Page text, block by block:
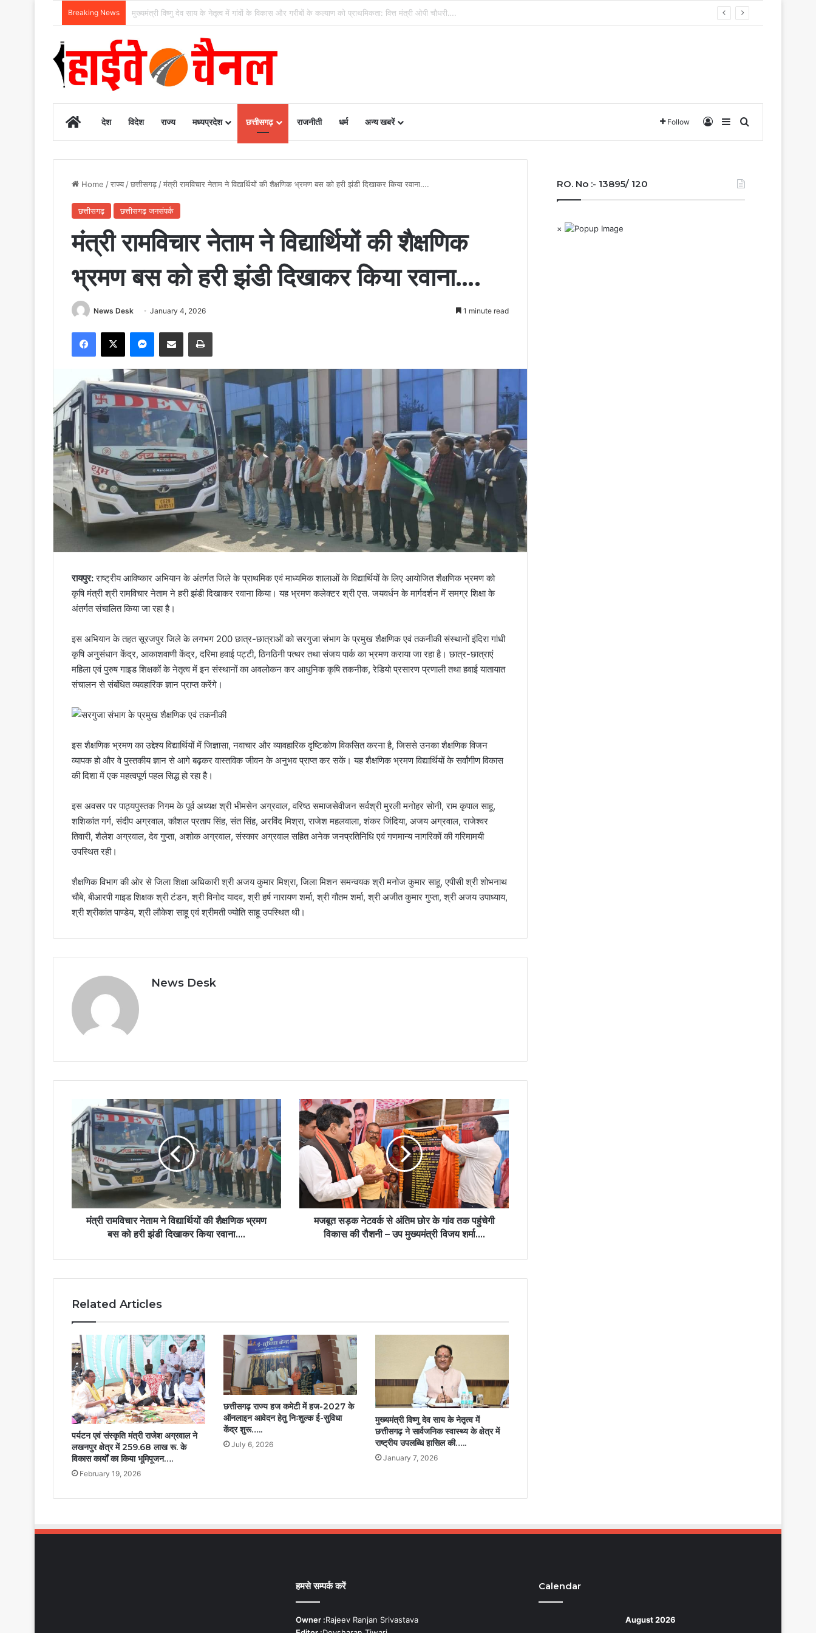
Breaking News पीडीएस प्रणाली में पारदर्शिता के लिए राज्य सरकार की बड़ी पहल- रायपुर, दुर्ग और बिलासपुर में तीन ‘अन्नपूर्ति ग्रेन एटीएम‘ का शुभारंभ…
Homeदेश विदेश राज्य मध्यप्रदेश छत्तीसगढ़ राजनीती धर्म अन्य खबरें Follow Log InSidebar
Home /राज्य /छत्तीसगढ़ /मंत्री रामविचार नेताम ने विद्यार्थियों की शैक्षणिक भ्रमण बस को हरी झंडी दिखाकर किया रवाना….
छत्तीसगढ़ छत्तीसगढ़ जनसंपर्क
मंत्री रामविचार नेताम ने विद्यार्थियों की शैक्षणिक
भ्रमण बस को हरी झंडी दिखाकर किया रवाना….
News Desk January 4, 2026 1 minute read
Facebook
X Messenger
Share via Email Print
रायपुर:राष्ट्रीय आविष्कार अभियान के अंतर्गत जिले के प्राथमिक एवं माध्यमिक शालाओं के विद्यार्थियों के लिए आयोजित शैक्षणिक भ्रमण को
कृषि मंत्री श्री रामविचार नेताम ने हरी झंडी दिखाकर रवाना किया। यह भ्रमण कलेक्टर श्री एस. जयवर्धन के मार्गदर्शन में समग्र शिक्षा के
अंतर्गत संचालित किया जा रहा है।
इस अभियान के तहत सूरजपुर जिले के लगभग 200 छात्र-छात्राओं को सरगुजा संभाग के प्रमुख शैक्षणिक एवं तकनीकी संस्थानों इंदिरा गांधी
कृषि अनुसंधान केंद्र, आकाशवाणी केंद्र, दरिमा हवाई पट्टी, ठिनठिनी पत्थर तथा संजय पार्क का भ्रमण कराया जा रहा है। छात्र-छात्राएं
महिला एवं पुरुष गाइड शिक्षकों के नेतृत्व में इन संस्थानों का अवलोकन कर आधुनिक कृषि तकनीक, रेडियो प्रसारण प्रणाली तथा हवाई यातायात
संचालन से संबंधित व्यवहारिक ज्ञान प्राप्त करेंगे।
इस शैक्षणिक भ्रमण का उद्देश्य विद्यार्थियों में जिज्ञासा, नवाचार और व्यावहारिक दृष्टिकोण विकसित करना है, जिससे उनका शैक्षणिक विजन
व्यापक हो और वे पुस्तकीय ज्ञान से आगे बढ़कर वास्तविक जीवन के अनुभव प्राप्त कर सकें। यह शैक्षणिक भ्रमण विद्यार्थियों के सर्वांगीण विकास
की दिशा में एक महत्वपूर्ण पहल सिद्ध हो रहा है।
इस अवसर पर पाठ्यपुस्तक निगम के पूर्व अध्यक्ष श्री भीमसेन अग्रवाल, वरिष्ठ समाजसेवीजन सर्वश्री मुरली मनोहर सोनी, राम कृपाल साहू,
शशिकांत गर्ग, संदीप अग्रवाल, कौशल प्रताप सिंह, संत सिंह, अरविंद मिश्रा, राजेश महलवाला, शंकर जिंदिया, अजय अग्रवाल, राजेश्वर
तिवारी, शैलेश अग्रवाल, देव गुप्ता, अशोक अग्रवाल, संस्कार अग्रवाल सहित अनेक जनप्रतिनिधि एवं गणमान्य नागरिकों की गरिमामयी
उपस्थित रही।
शैक्षणिक विभाग की ओर से जिला शिक्षा अधिकारी श्री अजय कुमार मिश्रा, जिला मिशन समन्वयक श्री मनोज कुमार साहू, एपीसी श्री शोभनाथ
चौबे, बीआरपी गाइड शिक्षक श्री टंडन, श्री विनोद यादव, श्री हर्ष नारायण शर्मा, श्री गौतम शर्मा, श्री अजीत कुमार गुप्ता, श्री अजय उपाध्याय,
श्री श्रीकांत पाण्डेय, श्री लौकेश साहू एवं श्रीमती ज्योति साहू उपस्थित थी।
News Desk
रामविचार
नेताम
ने
विद्यार्थियों
की
शैक्षणिक
बस
दिखाकर
मंत्री रामविचार नेताम ने विद्यार्थियों की शैक्षणिक भ्रमण
बस को हरी झंडी दिखाकर किया रवाना….
मजबूत
सड़क
नेटवर्क
से
छोर
के
तक
पहुंचेगी
रौशनी
शर्मा….
मजबूत सड़क नेटवर्क से अंतिम छोर के गांव तक पहुंचेगी
विकास की रौशनी – उप मुख्यमंत्री विजय शर्मा….
Related Articles
पर्यटन एवं संस्कृति मंत्री राजेश अग्रवाल ने
लखनपुर क्षेत्र में 259.68 लाख रू. के
विकास कार्यों का किया भूमिपूजन….
February 19, 2026
छत्तीसगढ़ राज्य हज कमेटी में हज-2027 के
ऑनलाइन आवेदन हेतु निःशुल्क ई-सुविधा
केंद्र शुरू…..
July 6, 2026
मुख्यमंत्री विष्णु देव साय के नेतृत्व में
छत्तीसगढ़ ने सार्वजनिक स्वास्थ्य के क्षेत्र में
राष्ट्रीय उपलब्धि हासिल की…..
January 7, 2026
RO. No :- 13895/ 120
×
हमसे सम्पर्क करें
Owner :Rajeev Ranjan Srivastava
Calendar
August 2026